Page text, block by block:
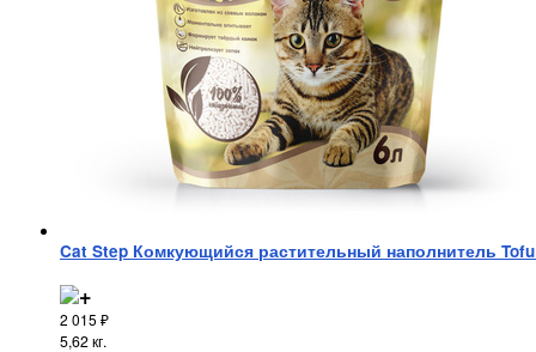
Cat Step Комкующийся растительный наполнитель
2 015 ₽
5,62 кг.